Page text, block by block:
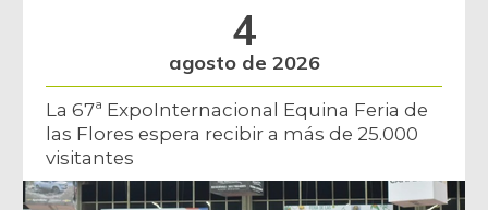
4
agosto de 2026
La 67ª ExpoInternacional Equina Feria de
las Flores espera recibir a más de 25.000
visitantes